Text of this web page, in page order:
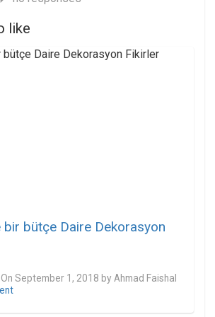
like
bir bütçe Daire Dekorasyon
September 1, 2018 by Ahmad Faishal